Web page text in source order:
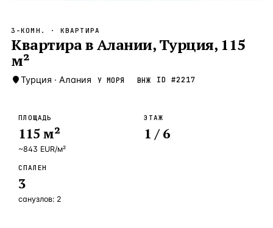
Новороссийск — Локация Россия · 2
Стамбул
Анталия
ЧАСТО ИЩУТ
Турция Кипр
3-КОМН. · КВАРТИРА
Квартира в Алании, Турция, 115
м²
Турция · Алания У МОРЯ ВНЖ ID #2217
ПЛОЩАДЬ
115 м²
~843 EUR/м²
ЭТАЖ
1 / 6
СПАЛЕН
3
санузлов: 2